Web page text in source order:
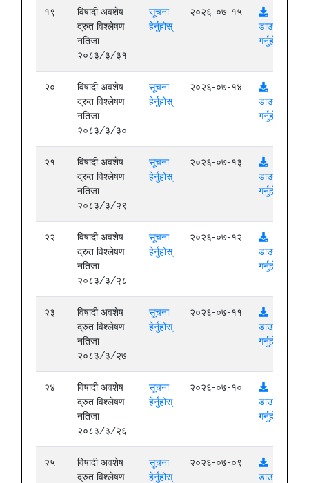
१९
विषादी अवशेष
द्रुत विश्लेषण
नतिजा
२०८३/३/३१
सूचना
हेर्नुहोस्
२०२६-०७-१५
डाउनलोड
गर्नुहोस्
२०
विषादी अवशेष
द्रुत विश्लेषण
नतिजा
२०८३/३/३०
सूचना
हेर्नुहोस्
२०२६-०७-१४
डाउनलोड
गर्नुहोस्
२१
विषादी अवशेष
द्रुत विश्लेषण
नतिजा
२०८३/३/२९
सूचना
हेर्नुहोस्
२०२६-०७-१३
डाउनलोड
गर्नुहोस्
२२
विषादी अवशेष
द्रुत विश्लेषण
नतिजा
२०८३/३/२८
सूचना
हेर्नुहोस्
२०२६-०७-१२
डाउनलोड
गर्नुहोस्
२३
विषादी अवशेष
द्रुत विश्लेषण
नतिजा
२०८३/३/२७
सूचना
हेर्नुहोस्
२०२६-०७-११
डाउनलोड
गर्नुहोस्
२४
विषादी अवशेष
द्रुत विश्लेषण
नतिजा
२०८३/३/२६
सूचना
हेर्नुहोस्
२०२६-०७-१०
डाउनलोड
गर्नुहोस्
२५
विषादी अवशेष
द्रुत विश्लेषण
सूचना
हेर्नुहोस्
२०२६-०७-०९
डाउनलोड